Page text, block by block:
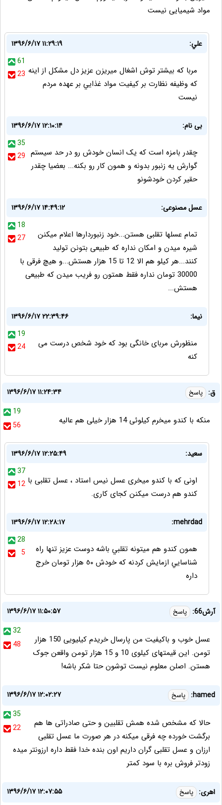
مواد شیمیایی نیست
علي:
۱۳۹۶/۶/۱۷ ۱۱:۲۹:۱۹
61
23 مربا كه بيشتر توش اشغال ميريزن عزيز دل مشكل از اينه
كه وظيفه نظارت بر كيفيت مواد غذايي بر عهده مردم
نيست
بی نام:
۱۳۹۶/۶/۱۷ ۱۲:۱۰:۱۴
35
29 چقدر بامزه است که یک انسان خودش رو در حد سیستم
گوارش یه زنبور بدونه و همون کار رو بکنه... بعضیا چقدر
حقیر کردن خودشونو
عسل مصنوعی:
۱۳۹۶/۶/۱۷ ۱۴:۴۹:۱۲
18
27
تمام عسلها تقلبی هستن...خود زنبوردارها اعلام میکنن
شیره میدن و امکان نداره که طبیعی بتونن تولید
کنند...هر کیلو هم الا 12 تا 15 هزار هستش...و هیچ فرقی با
30000 تومان نداره فقط همتون رو فریب میدن که طبیعی
هستش...
نیما:
۱۳۹۶/۶/۱۷ ۲۲:۳۹:۴۶
19
24
منظورش مربای خانگی بود که خود شخص درست می
کنه
ق: پاسخ
۱۳۹۶/۶/۱۷ ۱۱:۲۴:۳۴
19
56
منکه با کندو میخرم کیلوئی 14 هزار خیلی هم عالیه
سعید:
۱۳۹۶/۶/۱۷ ۱۲:۲۵:۴۹
37
12 اونی که با کندو میخری عسل نیس استاد ، عسل تقلبی با
کندو هم درست میکنن کجای کاری.
mehrdad:
۱۳۹۶/۶/۱۷ ۱۲:۲۸:۱۷
28
5
همون كندو هم ميتونه تقلبي باشه دوست عزيز تنها راه
شناسايي ازمايش كردنه كه خودش ٥٠ هزار تومان خرج
داره
آرش66: پاسخ
۱۳۹۶/۶/۱۷ ۱۱:۵۰:۵۷
32
48
عسل خوب و باکیفیت من پارسال خریدم کیلیویی 150 هزار
تومن. این قیمتهای کیلوی 10 و 15 هزار تومن واقعن جوک
هستن. اصلن معلوم نیست توشون حتا شکر باشه!
hamed: پاسخ
۱۳۹۶/۶/۱۷ ۱۲:۰۲:۲۷
35
22
حالا که مشخص شده همش تقلبین و حتی صادراتی ها هم
برگشت خورده چه فرقی میکنه در هر صورت ما عسل تقلبی
ارزان و عسل تقلبی گران داریم اون بنده خدا فقط داره ارزونتر میده
زودتر فروش بره با سود کمتر
اهری: پاسخ
۱۳۹۶/۶/۱۷ ۱۲:۰۷:۵۵